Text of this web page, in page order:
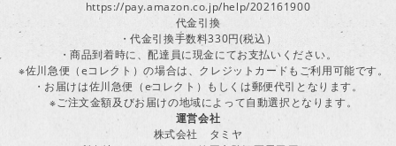
https://pay.amazon.co.jp/help/202161900
代金引換
・代金引換手数料330円(税込）
・商品到着時に、配達員に現金にてお支払いください。
※佐川急便（eコレクト）の場合は、クレジットカードもご利用可能です。
・お届けは佐川急便（eコレクト）もしくは郵便代引となります。
※ご注文金額及びお届けの地域によって自動選択となります。
運営会社
株式会社 タミヤ